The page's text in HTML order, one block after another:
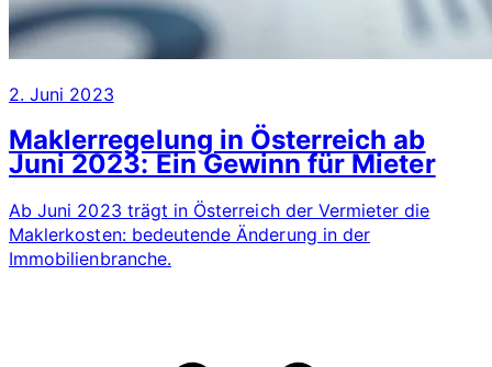
2. Juni 2023
Maklerregelung in Österreich ab
Juni 2023: Ein Gewinn für Mieter
Ab Juni 2023 trägt in Österreich der Vermieter die
Maklerkosten: bedeutende Änderung in der
Immobilienbranche.